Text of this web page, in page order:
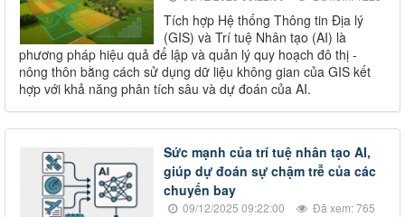
Tích hợp Hệ thống Thông tin Địa lý
(GIS) và Trí tuệ Nhân tạo (AI) là
phương pháp hiệu quả để lập và quản lý quy hoạch đô thị -
nông thôn bằng cách sử dụng dữ liệu không gian của GIS kết
hợp với khả năng phân tích sâu và dự đoán của AI.
Sức mạnh của trí tuệ nhân tạo AI,
giúp dự đoán sự chậm trễ của các
chuyến bay
09/12/2025 09:22:00 Đã xem: 765